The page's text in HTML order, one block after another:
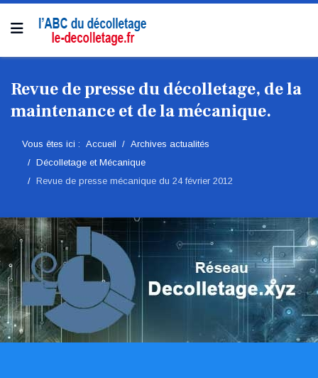
Revue de presse du décolletage, de la
maintenance et de la mécanique.
Vous êtes ici : Accueil
Archives actualités
Décolletage et Mécanique
Revue de presse mécanique du 24 février 2012